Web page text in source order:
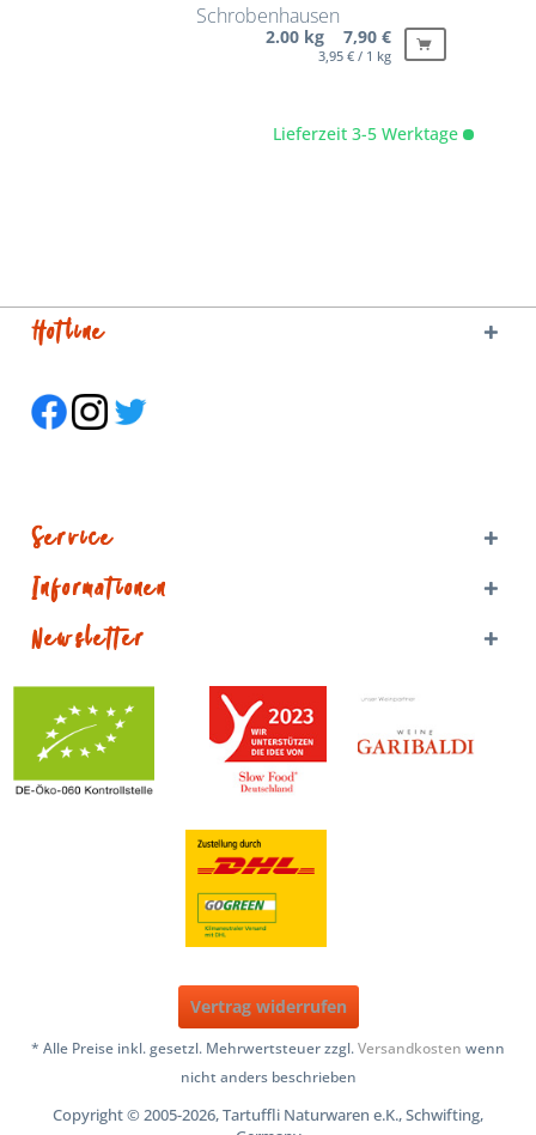
Schrobenhausen
Lieferzeit 3-5 Werktage
2.00 kg 7,90 €
3,95 € / 1 kg
Hotline
Service
Informationen
Newsletter
Vertrag widerrufen
* Alle Preise inkl. gesetzl. Mehrwertsteuer zzgl.Versandkosten wenn
nicht anders beschrieben
Copyright © 2005-2026, Tartuffli Naturwaren e.K., Schwifting,